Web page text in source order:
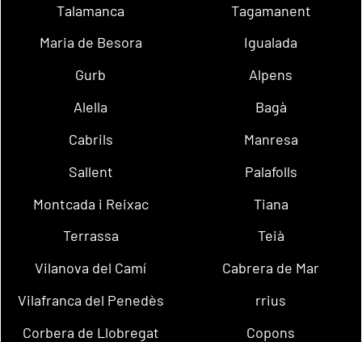
Talamanca
Tagamanent
Maria de Besora
Igualada
Gurb
Alpens
Alella
Bagà
Cabrils
Manresa
Sallent
Palafolls
Montcada i Reixac
Tiana
Terrassa
Teià
Vilanova del Camí
Cabrera de Mar
Vilafranca del Penedès
rrius
Corbera de Llobregat
Copons